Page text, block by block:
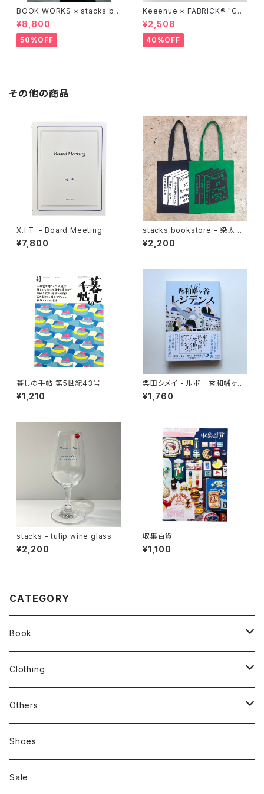
BOOK WORKS × stacks bo
okstore "Jimbocho Beat Li
brary zip up hood"
¥8,800
50%OFF
Keeenue × FABRICK®︎ "CO
MPACT SHOPPING BAG" st
acks Exclusive model
¥2,508
40%OFF
その他の商品
X.I.T. - Board Meeting
¥7,800
stacks bookstore - 染太郎
Tote
¥2,200
暮しの手帖 第5世紀43号
¥1,210
栗田シメイ - ルポ 秀和幡ヶ谷
レジデンス
¥1,760
stacks - tulip wine glass
¥2,200
収集百貨
¥1,100
CATEGORY
Book
stacks
新刊本
Zine、Other
Clothing
Tees
Sweatshirts
Bag & Accessories
Others
Mixcd
RC SLUM / ROYALTY CLUB
雑貨
Shoes
Sale